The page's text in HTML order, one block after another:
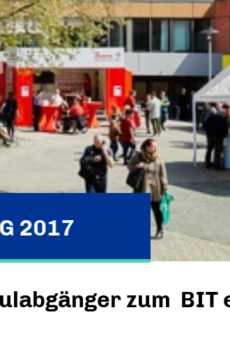
2017
zum BIT